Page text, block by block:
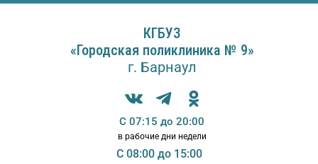
КГБУЗ
«Городская поликлиника № 9»
г. Барнаул
С 07:15 до 20:00
в рабочие дни недели
С 08:00 до 15:00